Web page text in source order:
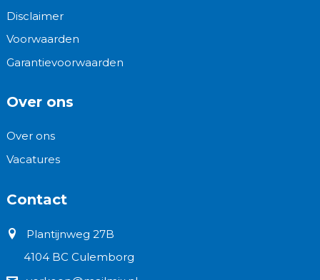
Disclaimer
Voorwaarden
Garantievoorwaarden
Over ons
Over ons
Vacatures
Contact
Plantijnweg 27B
4104 BC Culemborg